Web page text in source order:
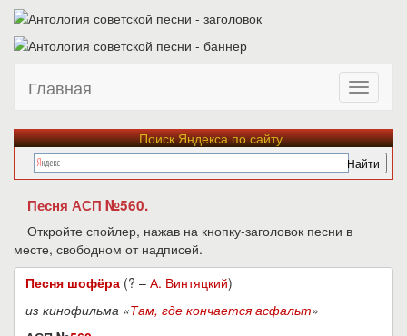
Главная
Поиск Яндекса по сайту
Песня АСП №560.
Откройте спойлер, нажав на кнопку-заголовок песни в
месте, свободном от надписей.
Песня шофёра (? – А. Винтяцкий)
из кинофильма «Там, где кончается асфальт»